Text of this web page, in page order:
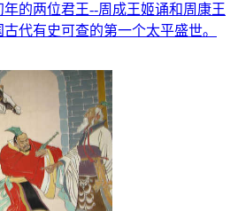
的两位君王--周成王姬诵和周康王
代有史可查的第一个太平盛世。